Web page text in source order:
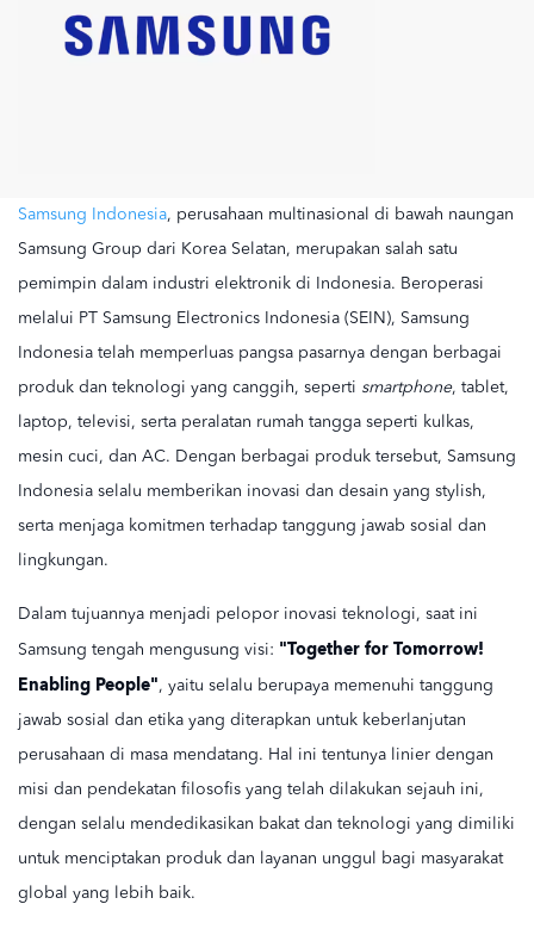
Samsung Indonesia, perusahaan multinasional di bawah naungan
Samsung Group dari Korea Selatan, merupakan salah satu
pemimpin dalam industri elektronik di Indonesia. Beroperasi
melalui PT Samsung Electronics Indonesia (SEIN), Samsung
Indonesia telah memperluas pangsa pasarnya dengan berbagai
produk dan teknologi yang canggih, seperti smartphone, tablet,
laptop, televisi, serta peralatan rumah tangga seperti kulkas,
mesin cuci, dan AC. Dengan berbagai produk tersebut, Samsung
Indonesia selalu memberikan inovasi dan desain yang stylish,
serta menjaga komitmen terhadap tanggung jawab sosial dan
lingkungan.
Dalam tujuannya menjadi pelopor inovasi teknologi, saat ini
Samsung tengah mengusung visi: "Together for Tomorrow!
Enabling People", yaitu selalu berupaya memenuhi tanggung
jawab sosial dan etika yang diterapkan untuk keberlanjutan
perusahaan di masa mendatang. Hal ini tentunya linier dengan
misi dan pendekatan filosofis yang telah dilakukan sejauh ini,
dengan selalu mendedikasikan bakat dan teknologi yang dimiliki
untuk menciptakan produk dan layanan unggul bagi masyarakat
global yang lebih baik.